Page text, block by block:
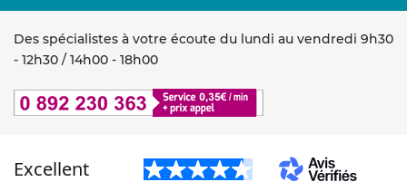
Des spécialistes à votre écoute du lundi au vendredi 9h30
- 12h30 / 14h00 - 18h00
Excellent